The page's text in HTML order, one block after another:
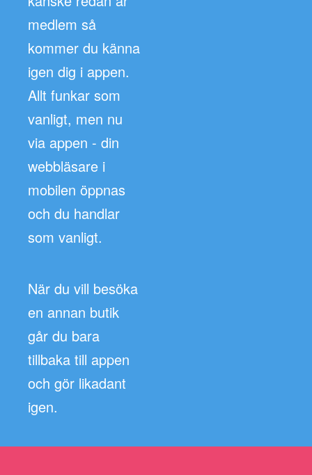
medlem så
kommer du känna
igen dig i appen.
Allt funkar som
vanligt, men nu
via appen - din
webbläsare i
mobilen öppnas
och du handlar
som vanligt.
När du vill besöka
en annan butik
går du bara
tillbaka till appen
och gör likadant
igen.